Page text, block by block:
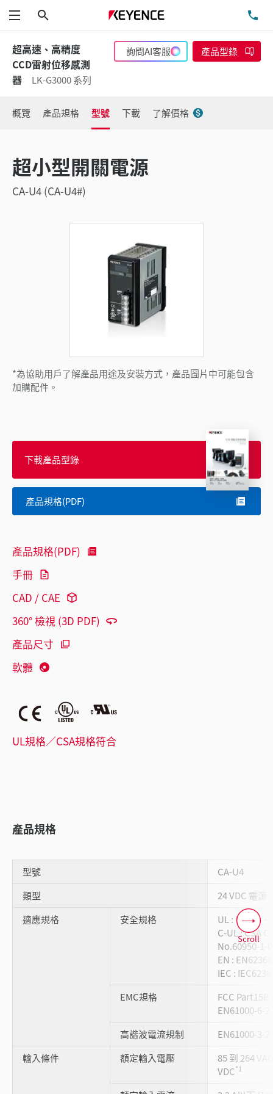
功能表
超高速、高精度
CCD雷射位移感測
器
LK-G3000 系列
詢問AI客服 產品型錄
概覽 產品規格 型號 下載 了解價格
超小型開關電源
CA-U4 (CA-U4#)
*為協助用戶了解產品用途及安裝方式，產品圖片中可能包含
加購配件。
下載產品型錄
產品規格(PDF)
產品規格(PDF)
手冊
CAD / CAE
360° 檢視 (3D PDF)
產品尺寸
軟體
UL規格／CSA規格符合
產品規格
型號
CA-U4
類型
24 VDC 電源
適應規格
安全規格
UL : UL508
C-UL : CSA
No.60950-1-
EN :
IEC :
EMC規格
FCC Part15B
EN61000-6-2
高諧波電流規制
EN61000-3-2
輸入條件
額定輸入電壓
85 到 264
VDC*1
Scroll